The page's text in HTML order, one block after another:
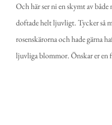
Och här ser ni en skymt av
doftade helt ljuvligt. Tycker så
rosenskärorna och hade gärna
ljuvliga blommor. Önskar er en